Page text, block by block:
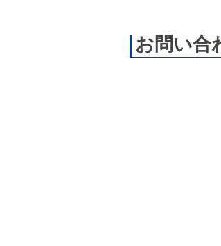
お問い合